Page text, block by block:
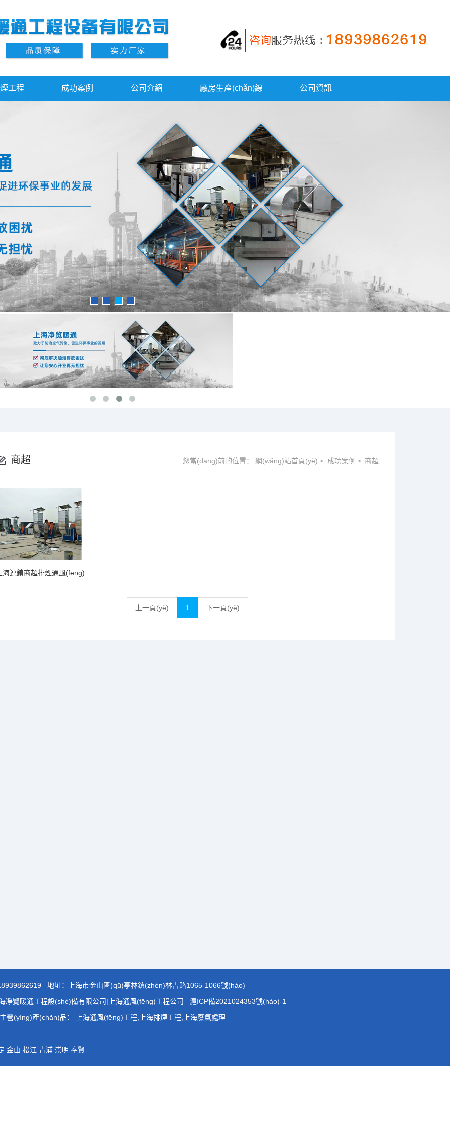
工程 成功案例 公司介紹 廠房生產(chǎn)線 公司資訊
商超 您當(dāng)前的位置： 網(wǎng)站首頁(yè) > 成功案例 > 商超
海連鎖商超排煙通風(fēng)
上一頁(yè)
1 下一頁(yè)
地址：上海市金山區(qū)亭林鎮(zhèn)林吉路1065-1066號(hào)
凈覽暖通工程設(shè)備有限公司|上海通風(fēng)工程公司
滬ICP備2021024353號(hào)-1
主營(yíng)產(chǎn)品： 上海通風(fēng)工程,上海排煙工程,上海廢氣處理
金山 松江 青浦 崇明 奉賢